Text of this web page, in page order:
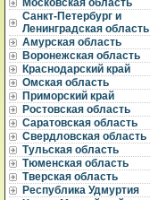
Московская область
Санкт-Петербург и
Ленинградская область
Амурская область
Воронежская область
Краснодарский край
Омская область
Приморский край
Ростовская область
Саратовская область
Свердловская область
Тульская область
Тюменская область
Тверская область
Республика Удмуртия